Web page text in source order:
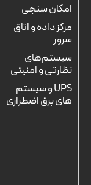
امکان سنجی
مرکز داده و اتاق
سرور
سیستم‌های
نظارتی و امنیتی
UPS و سیستم
های برق اضطراری